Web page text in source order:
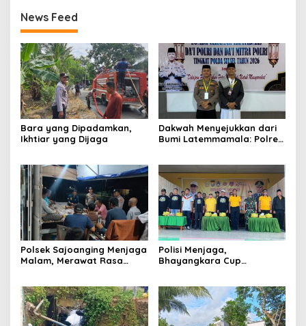
News Feed
Bara yang Dipadamkan,
Ikhtiar yang Dijaga
Dakwah Menyejukkan dari
Bumi Latemmamala: Polres
Polda Sulsel
Polsek Sajoanging Menjaga
Malam, Merawat Rasa
Polisi Menjaga,
Bhayangkara Cup